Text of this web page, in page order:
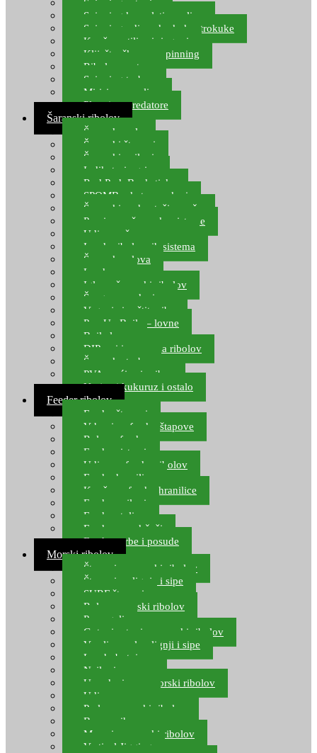
Spinning setovi
Spinning kompleti varalica
Spinning udice, dvokuke, trokuke
Kopče, vrtilice i ringovi
Kliješta, škare za spinning
Ribolov pastrve
Spinning torbe
Mirisi za varalice
Plovci za predatore
Šaranski ribolov
Šaranske role
Šaranski štapovi
Šaranski najloni
Indikatori ugriza
Rod Pod, Banksticks
SPOMB rakete, markeri
Šaranski podmetači, mreže
Pernice za šaranske sisteme
Udice za šarana, amura
Izrada ribolovnih sistema
Šaranska olova
Leadcore
Igle za šaranski ribolov
Špage, upredenice
Vaganje i zaštita ribe
Pop Up Boile – lovne
Boile lovne
DIP-ovi i arome za ribolov
Šaranske torbe
PVA vrećice i pribor
Umjetni kukuruz i ostalo
Feeder ribolov
Feeder štapovi
Vrhovi za feeder štapove
Role za feeder
Feeder sistemi
Udice za feeder ribolov
Feeder hranilice
Kopče za feeder hranilice
Feeder najloni
Feeder stolice
Feeder arm držači
Feeder torbe i posude
Morski ribolov
Štapovi za morski ribolov
Štapovi za lignje i sipe
SURF štapovi
Role za morski ribolov
Parangali
Gotovi setovi za morski ribolov
Varalice za lov lignji i sipe
Lov hobotnice
Najloni za more
Upredenice za morski ribolov
Udice za more
Perle za morski ribolov
Brum prihrana za more
Mamci za morski ribolov
Vertical Jigging